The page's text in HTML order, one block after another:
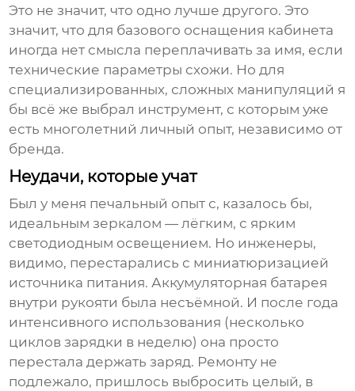
Это не значит, что одно лучше другого. Это
значит, что для базового оснащения кабинета
иногда нет смысла переплачивать за имя, если
технические параметры схожи. Но для
специализированных, сложных манипуляций я
бы всё же выбрал инструмент, с которым уже
есть многолетний личный опыт, независимо от
бренда.
Неудачи, которые учат
Был у меня печальный опыт с, казалось бы,
идеальным зеркалом — лёгким, с ярким
светодиодным освещением. Но инженеры,
видимо, перестарались с миниатюризацией
источника питания. Аккумуляторная батарея
внутри рукояти была несъёмной. И после года
интенсивного использования (несколько
циклов зарядки в неделю) она просто
перестала держать заряд. Ремонту не
подлежало, пришлось выбросить целый, в